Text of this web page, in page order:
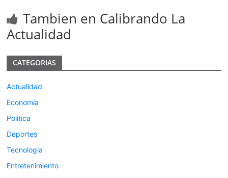
Tambien en Calibrando La
Actualidad
CATEGORIAS
Actualidad
Economía
Politica
Deportes
Tecnologia
Entretenimiento